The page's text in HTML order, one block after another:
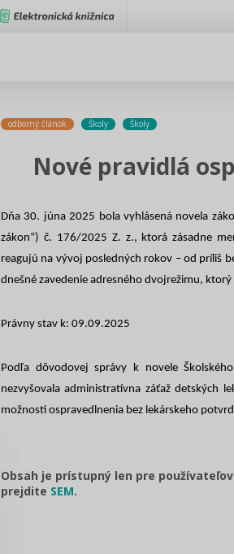
odborný článok Školy Školy
Nové pravidlá
Dňa 30. júna 2025 bola vyhlásená novela
zákon“) č. 176/2025 Z. z., ktorá zásadne
reagujú na vývoj posledných rokov – od príliš
dnešné zavedenie adresného dvojrežimu,
Právny stav k: 09.09.2025
Podľa dôvodovej správy k novele
nezvyšovala administratívna záťaž detských
možnosti ospravedlnenia bez lekárskeho
Obsah je prístupný len pre
prejdite SEM.